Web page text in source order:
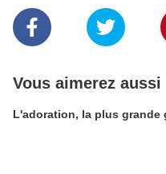
Vous aimerez aussi
L'adoration, la plus grande